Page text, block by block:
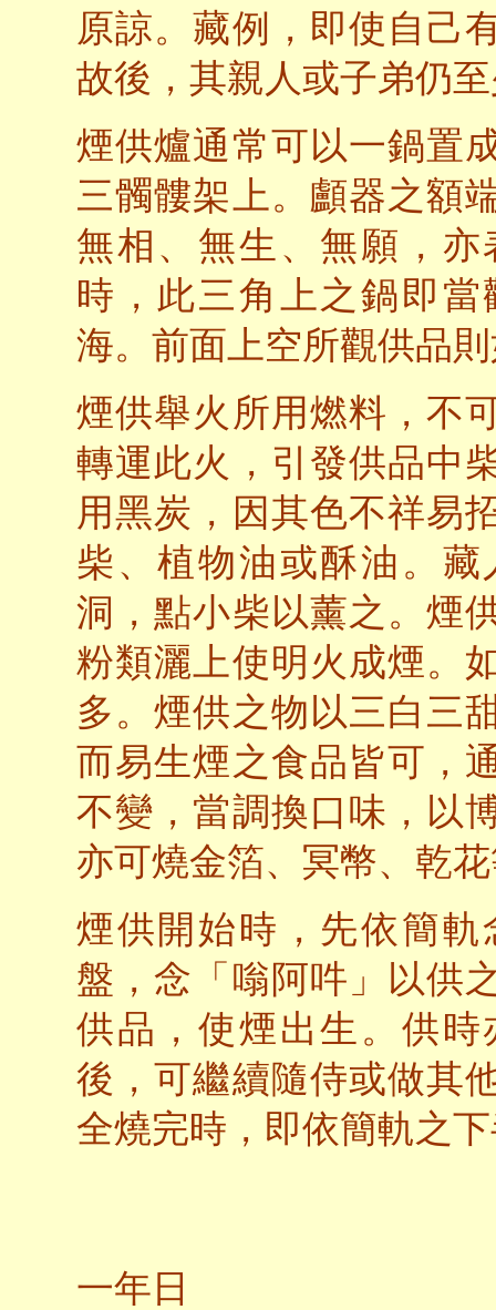
原諒。藏例，即使自己
故後，其親人或子弟仍
煙供爐通常可以一鍋置
三髑髏架上。顱器之額
無相、無生、無願，
時，此三角上之鍋即
海。前面上空所觀供品
煙供舉火所用燃料，不
轉運此火，引發供品中
用黑炭，因其色不祥易
柴、植物油或酥油。
洞，點小柴以薰之。煙
粉類灑上使明火成煙。
多。煙供之物以三白三
而易生煙之食品皆可，
不變，當調換口味，以
亦可燒金箔、冥幣、乾
煙供開始時，先依簡
盤，念「嗡阿吽」以供
供品，使煙出生。供
後，可繼續隨侍或做其
全燒完時，即依簡軌之
一年日